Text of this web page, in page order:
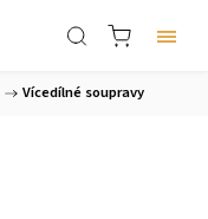
/ Vícedílné soupravy